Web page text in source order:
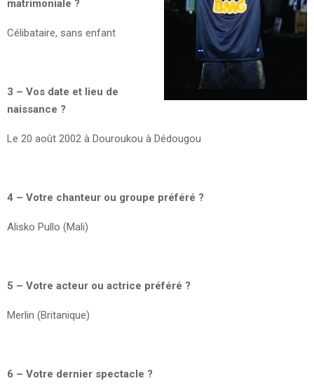
matrimoniale ?
Célibataire, sans enfant
3 – Vos date et lieu de
naissance ?
Le 20 août 2002 à Douroukou à Dédougou
4 – Votre chanteur ou groupe préféré ?
Alisko Pullo (Mali)
5 – Votre acteur ou actrice préféré ?
Merlin (Britanique)
6 – Votre dernier spectacle ?